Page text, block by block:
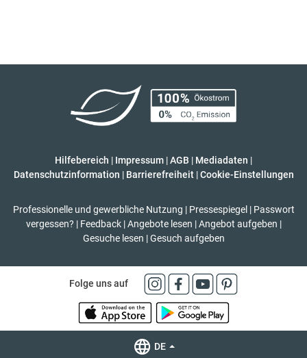
Hilfebereich | Impressum |AGB | Mediadaten |
Datenschutzinformation | Barrierefreiheit | Cookie-Einstellungen
Professionelle und gewerbliche Nutzung | Pressespiegel | Passwort
vergessen? | Feedback | Angebote lesen | Angebot aufgeben |
Gesuche lesen | Gesuch aufgeben
Folge uns auf
DE